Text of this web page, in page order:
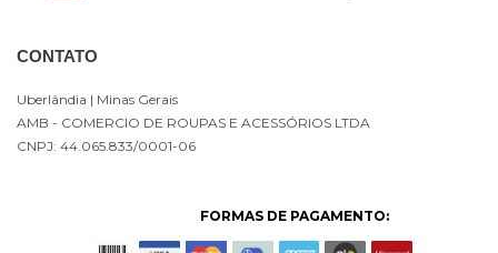
CONTATO
Uberlândia | Minas Gerais
AMB - COMERCIO DE ROUPAS E ACESSÓRIOS LTDA
CNPJ: 44.065.833/0001-06
FORMAS DE PAGAMENTO: